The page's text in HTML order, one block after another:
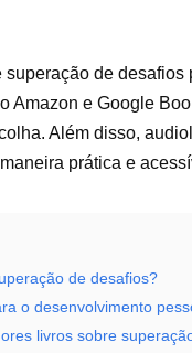
de
Amazon e Google
Além disso,
prática e
de desafios?
o desenvolvimento
livros sobre